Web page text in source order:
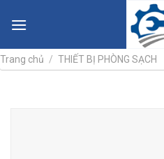
Trang chủ / THIẾT BỊ PHÒNG SẠCH